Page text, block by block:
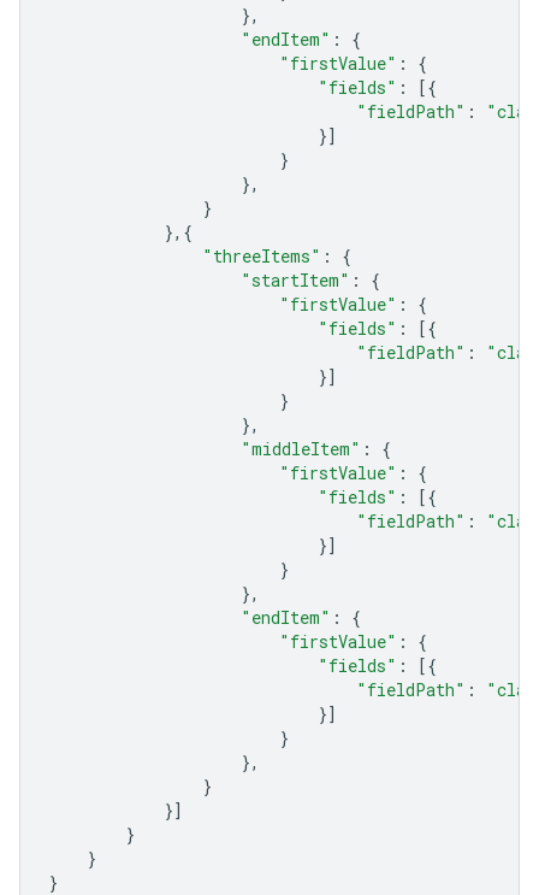
},
"endItem" :
{
"firstValue" :
{
"fields" :
[{
"fieldPath" :
}]
}
},
}
},{
"threeItems" :
{
"startItem" :
{
"firstValue" :
{
"fields" :
[{
"fieldPath" :
}]
}
},
"middleItem" :
{
"firstValue" :
{
"fields" :
[{
"fieldPath" :
}]
}
},
"endItem" :
{
"firstValue" :
{
"fields" :
[{
"fieldPath" :
}]
}
},
}
}]
}
}
}